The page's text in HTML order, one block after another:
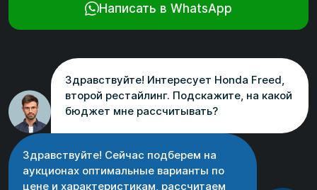
Написать в WhatsApp
Здравствуйте! Интересует Honda Freed,
второй рестайлинг. Подскажите, на какой
бюджет мне рассчитывать?
Здравствуйте! Сейчас подберем на
аукционах оптимальные варианты по
цене и характеристикам, рассчитаем